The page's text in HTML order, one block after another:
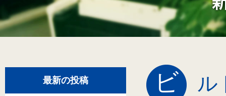
ビ ル
最新の投稿